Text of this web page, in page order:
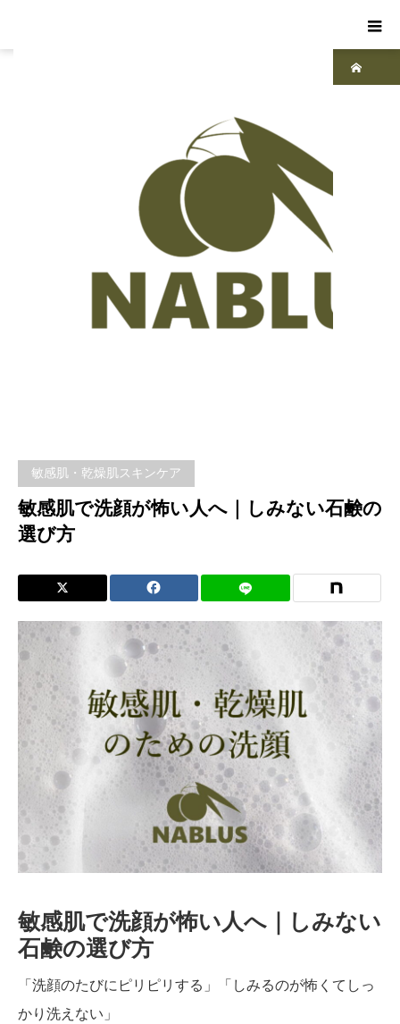
で洗
人へ
｜し
みな
い石
鹸の
選び
敏感肌・乾燥肌スキンケア
敏感肌で洗顔が怖い人へ｜しみない石鹸の
選び方
敏感肌で洗顔が怖い人へ｜しみない
石鹸の選び方
「洗顔のたびにピリピリする」「しみるのが怖くてしっ
かり洗えない」